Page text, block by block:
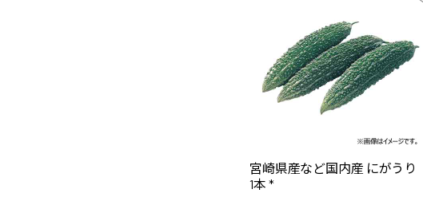
宮崎県産など国内産 にがうり
1本 *